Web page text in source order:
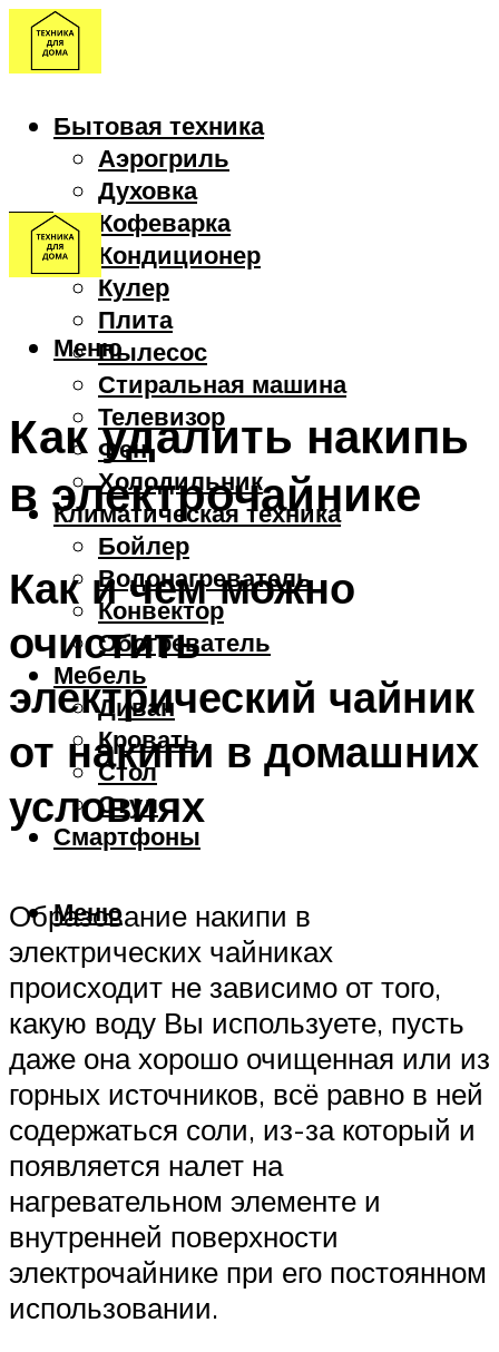
Бытовая техника
Аэрогриль
Духовка
Кофеварка
Кондиционер
Кулер
Плита
Пылесос
Стиральная машина
Телевизор
Фен
Холодильник
Климатическая техника
Бойлер
Водонагреватель
Конвектор
Обогреватель
Мебель
Диван
Кровать
Стол
Стул
Смартфоны
Меню
Меню
Как удалить накипь
в электрочайнике
Как и чем можно
очистить
электрический чайник
от накипи в домашних
условиях
Образование накипи в
электрических чайниках
происходит не зависимо от того,
какую воду Вы используете, пусть
даже она хорошо очищенная или из
горных источников, всё равно в ней
содержаться соли, из-за который и
появляется налет на
нагревательном элементе и
внутренней поверхности
электрочайнике при его постоянном
использовании.